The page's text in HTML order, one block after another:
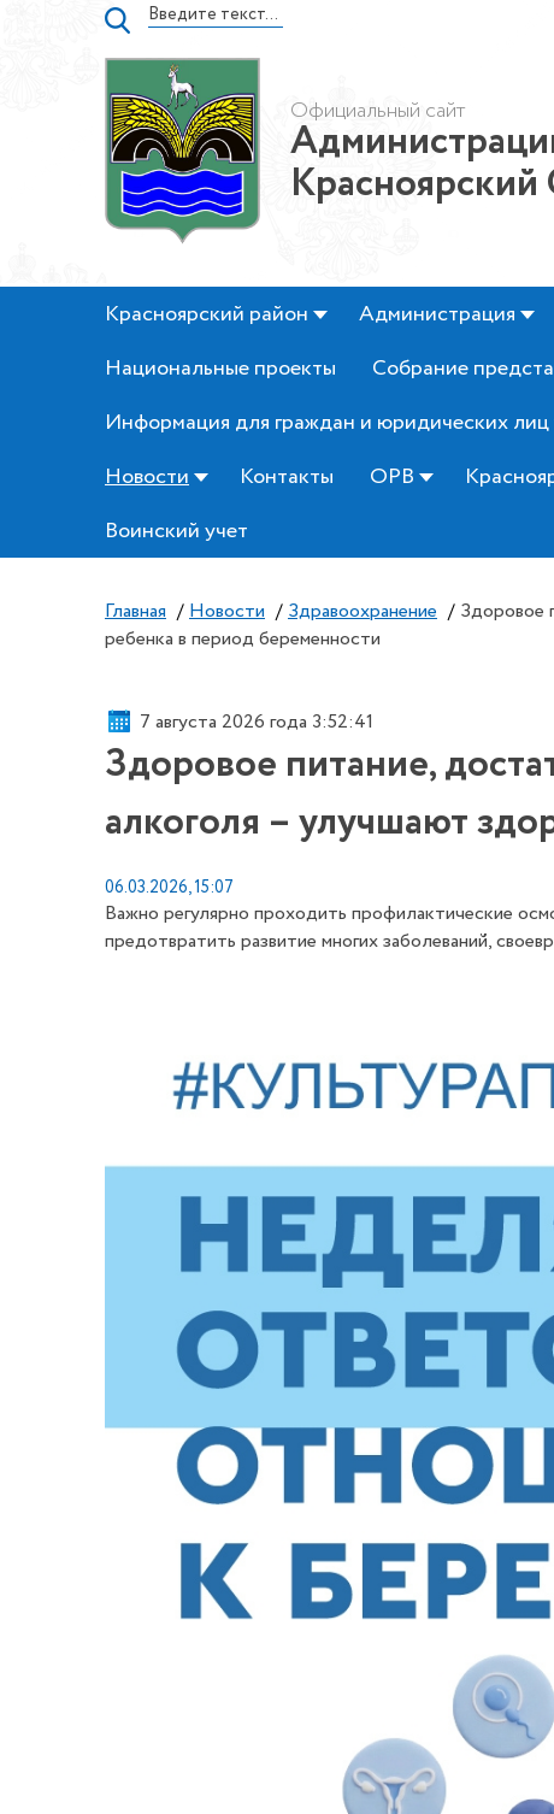
Официальный сайт
Красноярский
Красноярский район Администрация
Национальные проекты
Собрание
Информация для граждан и юридических лиц
Новости
Контакты ОРВ
Воинский учет
Главная / Новости / Здравоохранение / Здоровое
ребенка в период беременности
7 августа 2026 года 3:52:42
Здоровое питание,
алкоголя – улучшают
06.03.2026, 15:07
Важно регулярно проходить профилактические
предотвратить развитие многих заболеваний,